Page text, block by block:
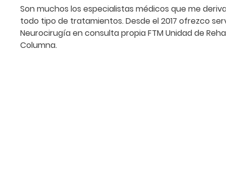
Son muchos los especialistas médicos que me
todo tipo de tratamientos. Desde el 2017 ofrezco
Neurocirugía en consulta propia FTM Unidad de
Columna.